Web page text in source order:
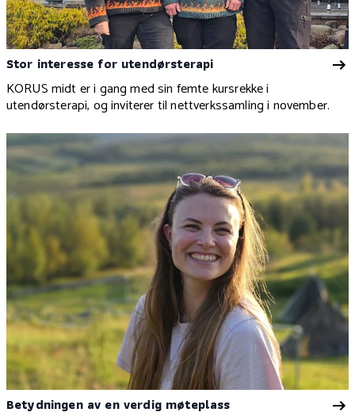
Stor interesse for utendørsterapi
KORUS midt er i gang med sin femte kursrekke i
utendørsterapi, og inviterer til nettverkssamling i november.
Betydningen av en verdig møteplass